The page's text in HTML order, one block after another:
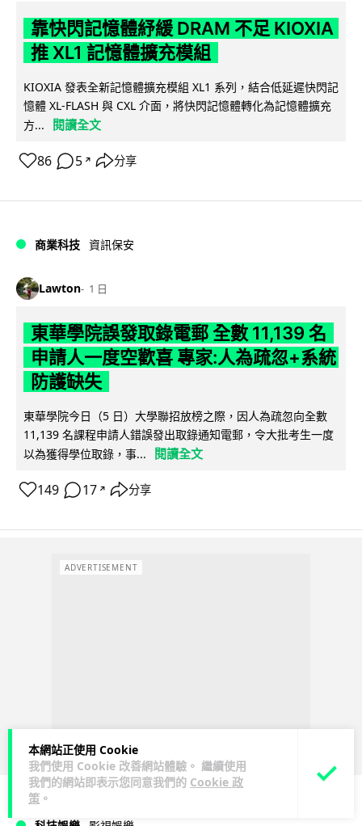
本網站正使用 Cookie
我們使用 Cookie 改善網站體驗。 繼續使用
我們的網站即表示您同意我們的 Cookie 政
策 。
靠快閃記憶體紓緩 DRAM 不足 KIOXIA
推 XL1 記憶體擴充模組
KIOXIA 發表全新記憶體擴充模組 XL1 系列，結合低延遲快閃記
憶體 XL-FLASH 與 CXL 介面，將快閃記憶體轉化為記憶體擴充
方...
閱讀全文
86 5 ↗ 分享
商業科技 資訊保安
Lawton 1 日
東華學院誤發取錄電郵 全數 11,139 名
申請人一度空歡喜 專家:人為疏忽+系統
防護缺失
東華學院今日（5 日）大學聯招放榜之際，因人為疏忽向全數
11,139 名課程申請人錯誤發出取錄通知電郵，令大批考生一度
以為獲得學位取錄，事...
閱讀全文
149 17 ↗ 分享
ADVERTISEMENT